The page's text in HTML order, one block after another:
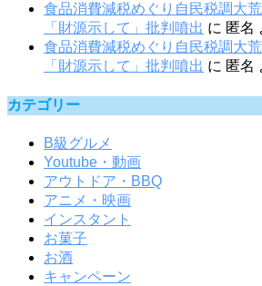
食品消費減税めぐり自民税調大
「財源示して」批判噴出 に 匿名
食品消費減税めぐり自民税調大
「財源示して」批判噴出 に 匿名
カテゴリー
B級グルメ
Youtube・動画
アウトドア・BBQ
アニメ・映画
インスタント
お菓子
お酒
キャンペーン